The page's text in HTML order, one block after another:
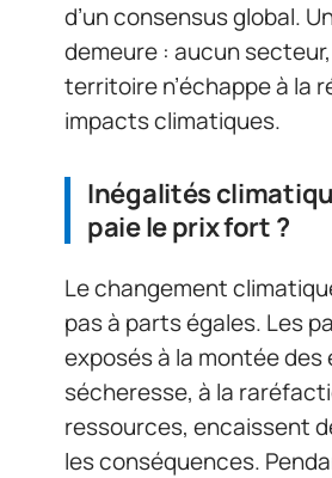
d’un consensus global.
demeure : aucun
territoire n’échappe à la
impacts climatiques.
Inégalités
paie le prix fort ?
Le changement
pas à parts égales. Les
exposés à la montée des
sécheresse, à la
ressources, encaissent
les conséquences.